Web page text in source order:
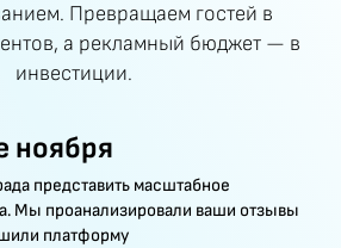
Превращаем гостей в
а рекламный бюджет — в
инвестиции.
ноября
представить масштабное
Мы проанализировали ваши отзывы
платформу